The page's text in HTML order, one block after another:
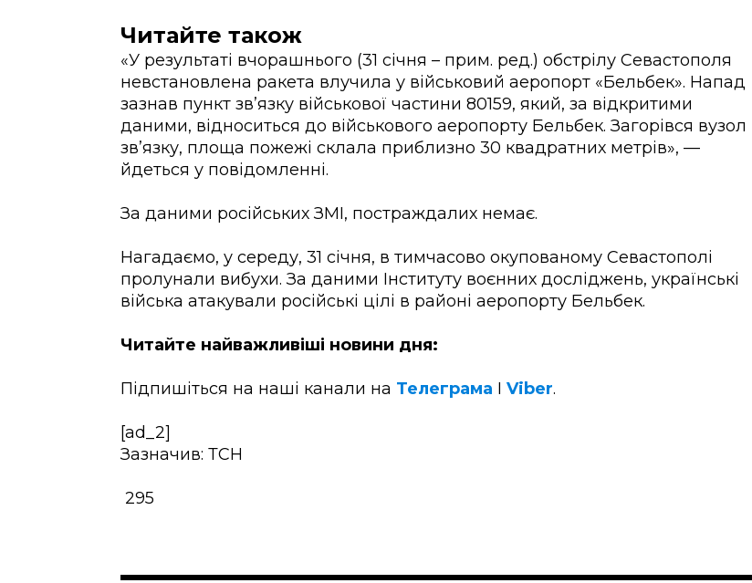
Читайте також
«У результаті вчорашнього (31 січня – прим. ред.) обстрілу Севастополя
невстановлена ​​ракета влучила у військовий аеропорт «Бельбек». Напад
зазнав пункт зв’язку військової частини 80159, який, за відкритими
даними, відноситься до військового аеропорту Бельбек. Загорівся вузол
зв’язку, площа пожежі склала приблизно 30 квадратних метрів», —
йдеться у повідомленні.
За даними російських ЗМІ, постраждалих немає.
Нагадаємо, у середу, 31 січня, в тимчасово окупованому Севастополі
пролунали вибухи. За даними Інституту воєнних досліджень, українські
війська атакували російські цілі в районі аеропорту Бельбек.
Читайте найважливіші новини дня:
Підпишіться на наші канали на Телеграма І Viber.
[ad_2]
Зазначив: ТСН
295